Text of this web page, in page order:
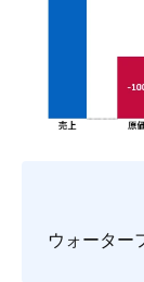
ウォーター